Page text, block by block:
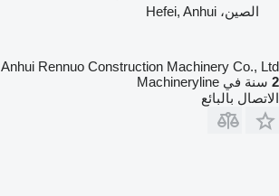
الصين، Hefei, Anhui
Anhui Rennuo Construction Machinery Co., Ltd
2 سنة في Machineryline
الاتصال بالبائع